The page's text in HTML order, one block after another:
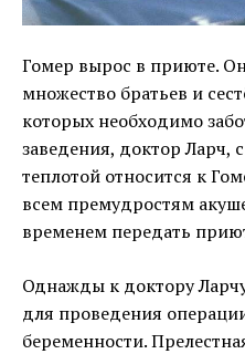
Гомер вырос в приюте.
множество братьев и
которых необходимо
заведения, доктор
теплотой относится к
всем премудростям
временем передать
Однажды к доктору
для проведения
беременности.